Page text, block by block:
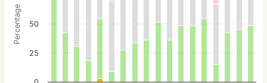
Percentage
25
50